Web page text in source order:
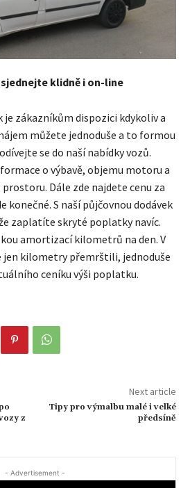
klidně i on-line
je zákazníkům dispozici kdykoliv a
můžete jednoduše a to formou
se do naší nabídky vozů.
o výbavě, objemu motoru a
Dále zde najdete cenu za
konečné. S naší půjčovnou dodávek
zaplatíte skryté poplatky navíc.
amortizací kilometrů na den. V
jen kilometry přemrštili, jednoduše
ceníku výši poplatku.
z
Next article
Tipy pro výmalbu malé i velké
předsíně
- Advertisement -